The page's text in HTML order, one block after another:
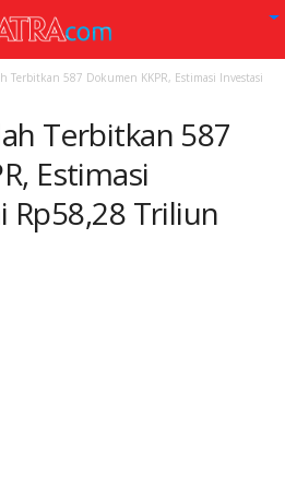
Terbitkan 587 Dokumen KKPR, Estimasi Investasi
Terbitkan 587
Estimasi
Rp58,28 Triliun